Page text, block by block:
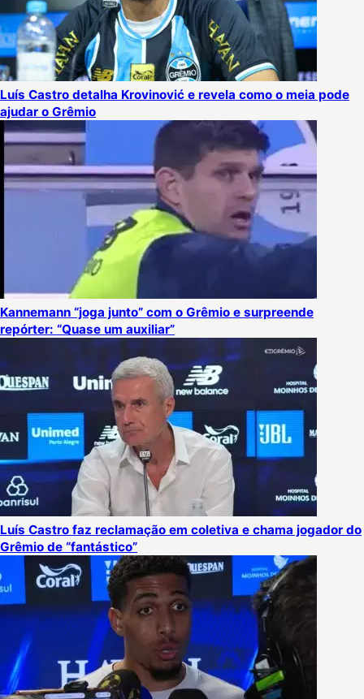
Luís Castro detalha Krovinović e revela como o meia pode
ajudar o Grêmio
Kannemann “joga junto” com o Grêmio e surpreende
repórter: “Quase um auxiliar”
Luís Castro faz reclamação em coletiva e chama jogador do
Grêmio de “fantástico”